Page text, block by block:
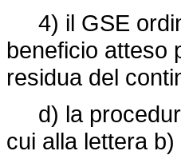
4) il GSE
beneficio atteso
residua del
d) la
cui alla lettera